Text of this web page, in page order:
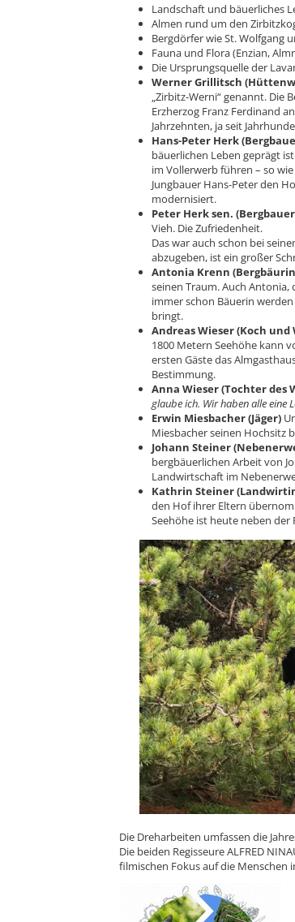
Landschaft und bäuerliches
Almen rund um den
Bergdörfer wie St. Wolfgang
Fauna und Flora (Enzian,
Die Ursprungsquelle der
Werner Grillitsch
„Zirbitz-Werni“ genannt. Die
Erzherzog Franz Ferdinand
Jahrzehnten, ja seit
Hans-Peter Herk
bäuerlichen Leben geprägt
im Vollerwerb führen – so
Jungbauer Hans-Peter den
modernisiert.
Peter Herk sen.
Vieh. Die Zufriedenheit.
Das war auch schon bei
abzugeben, ist ein großer
Antonia Krenn
seinen Traum. Auch
immer schon Bäuerin
bringt.
Andreas Wieser (Koch
1800 Metern Seehöhe kann
ersten Gäste das
Bestimmung.
Anna Wieser (Tochter des
glaube ich. Wir haben alle eine
Erwin Miesbacher (Jäger)
Miesbacher seinen Hochsitz
Johann Steiner
bergbäuerlichen Arbeit von
Landwirtschaft im
Kathrin Steiner
den Hof ihrer Eltern
Seehöhe ist heute neben
Die Dreharbeiten umfassen die
Die beiden Regisseure ALFRED
filmischen Fokus auf die Menschen